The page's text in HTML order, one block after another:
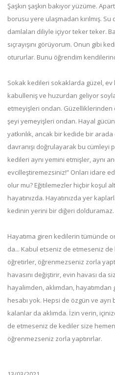
Şaşkın şaşkın bakıyor yüzüme.
borusu yere ulaşmadan kırılmış.
damlaları diliyle içiyor teker teker.
sıçrayışını görüyorum. Onun gibi
otururlar. Bunu öğrendim
Sokak kedileri sokaklarda güzel,
kabulleniş ve huzurdan geliyor
etmeyişleri ondan.
şeyi yemeyişleri ondan. Hayal
yatkınlık, ancak bir kedide bir
davranışı doğrulayarak bu cümleyi
kedileri aynı yemini etmişler, aynı
evcilleştiremezsiniz!” Onları idare
olur mu? Eğitilemezler hiçbir koşul
hayatınızda. Hayatınızda yer
kedinin yerini bir diğeri dolduramaz.
Hayatıma giren kedilerin tümünde
da... Kabul etseniz de etmeseniz
öğretirler, öğrenmezseniz zorla
havasını değiştirir, evin havası da
hayalimden, aklımdan,
hesabı yok. Hepsi de özgün ve ayrı
kalanlar da aklımda. İzin verin,
de etmeseniz de kediler size
öğrenmezseniz zorla yaptırırlar.